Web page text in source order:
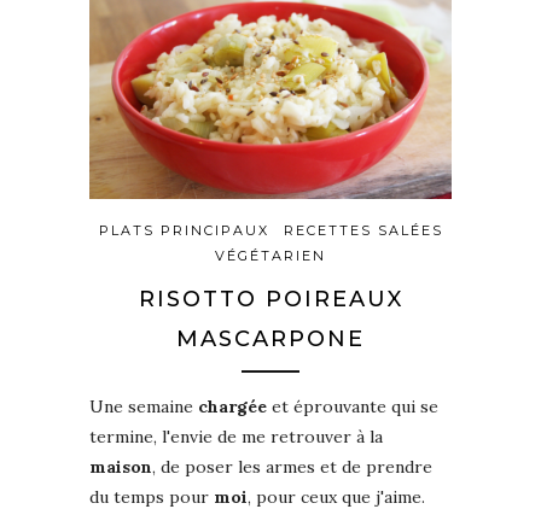
PLATS PRINCIPAUX
RECETTES SALÉES
VÉGÉTARIEN
RISOTTO POIREAUX
MASCARPONE
Une semaine chargée et éprouvante qui se
termine, l'envie de me retrouver à la
maison, de poser les armes et de prendre
du temps pour moi, pour ceux que j'aime.